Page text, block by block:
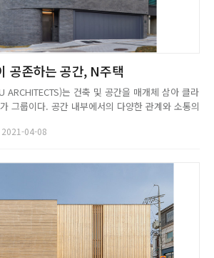
공존하는 공간, N주택
ARCHITECTS)는 건축 및 공간을 매개체 삼아 클라
그룹이다. 공간 내부에서의 다양한 관계와 소통의
드를 따라가지 않고, 획일화된 흐름을 지양하며 소
2021-04-08